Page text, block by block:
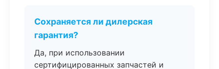
Сохраняется ли дилерская
гарантия?
Да, при использовании
сертифицированных запчастей и